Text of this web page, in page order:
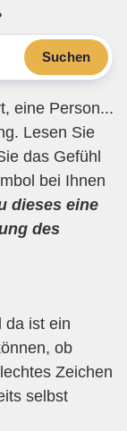
Suchen
eine Person...
Lesen Sie
das Gefühl
bei Ihnen
dieses eine
des
da ist ein
ob
Zeichen
selbst